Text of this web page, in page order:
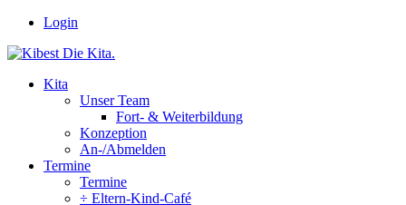
Zum
springen
Login
Kita
Unser Team
Fort- & Weiterbildung
Konzeption
An-/Abmelden
Termine
Termine
÷ Eltern-Kind-Café